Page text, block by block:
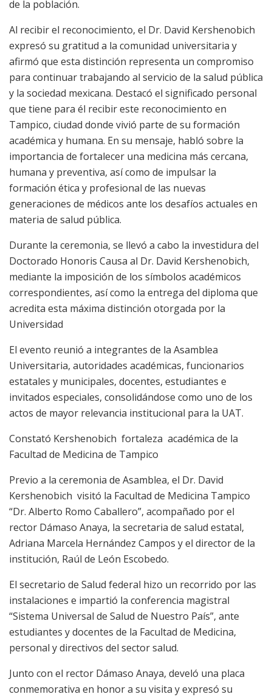
de la población.
Al recibir el reconocimiento, el Dr. David Kershenobich
expresó su gratitud a la comunidad universitaria y
afirmó que esta distinción representa un compromiso
para continuar trabajando al servicio de la salud pública
y la sociedad mexicana. Destacó el significado personal
que tiene para él recibir este reconocimiento en
Tampico, ciudad donde vivió parte de su formación
académica y humana. En su mensaje, habló sobre la
importancia de fortalecer una medicina más cercana,
humana y preventiva, así como de impulsar la
formación ética y profesional de las nuevas
generaciones de médicos ante los desafíos actuales en
materia de salud pública.
Durante la ceremonia, se llevó a cabo la investidura del
Doctorado Honoris Causa al Dr. David Kershenobich,
mediante la imposición de los símbolos académicos
correspondientes, así como la entrega del diploma que
acredita esta máxima distinción otorgada por la
Universidad
El evento reunió a integrantes de la Asamblea
Universitaria, autoridades académicas, funcionarios
estatales y municipales, docentes, estudiantes e
invitados especiales, consolidándose como uno de los
actos de mayor relevancia institucional para la UAT.
Constató Kershenobich fortaleza académica de la
Facultad de Medicina de Tampico
Previo a la ceremonia de Asamblea, el Dr. David
Kershenobich visitó la Facultad de Medicina Tampico
“Dr. Alberto Romo Caballero”, acompañado por el
rector Dámaso Anaya, la secretaria de salud estatal,
Adriana Marcela Hernández Campos y el director de la
institución, Raúl de León Escobedo.
El secretario de Salud federal hizo un recorrido por las
instalaciones e impartió la conferencia magistral
“Sistema Universal de Salud de Nuestro País”, ante
estudiantes y docentes de la Facultad de Medicina,
personal y directivos del sector salud.
Junto con el rector Dámaso Anaya, develó una placa
conmemorativa en honor a su visita y expresó su